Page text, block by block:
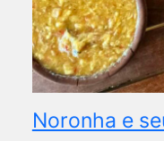
Noronha e